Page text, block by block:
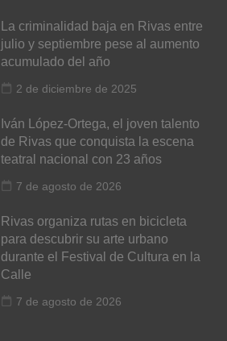
La criminalidad baja en Rivas entre
julio y septiembre pese al aumento
acumulado del año
2 de diciembre de 2025
Iván López-Ortega, el joven talento
de Rivas que conquista la escena
teatral nacional con 23 años
7 de agosto de 2026
Rivas organiza rutas en bicicleta
para descubrir su arte urbano
durante el Festival de Cultura en la
Calle
7 de agosto de 2026